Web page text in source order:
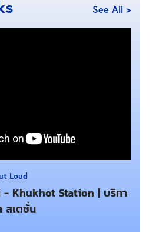
See All >
Loud
Khukhot Station | บริทา
สเตชั่น